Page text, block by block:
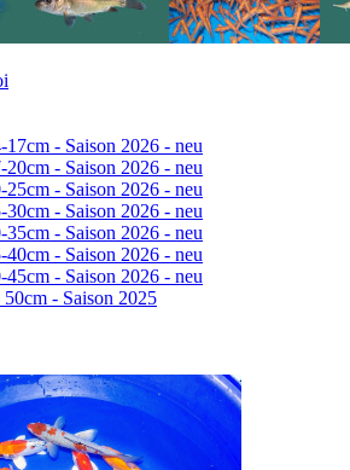
- Saison 2026 - neu
- Saison 2026 - neu
- Saison 2026 - neu
- Saison 2026 - neu
- Saison 2026 - neu
- Saison 2026 - neu
- Saison 2026 - neu
- Saison 2025